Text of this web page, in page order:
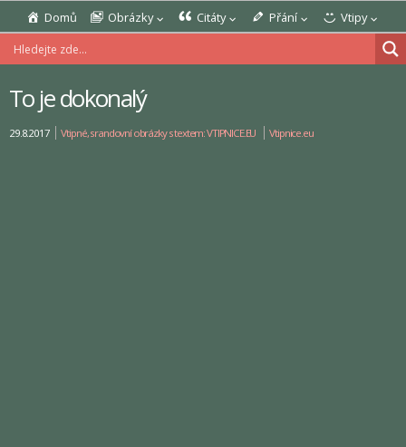
Domů Obrázky Citáty Přání Vtipy
To je dokonalý
29.8.2017 Vtipné, srandovní obrázky s textem: VTIPNICE.EU Vtipnice.eu